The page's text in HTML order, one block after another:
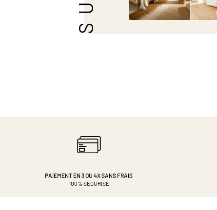
PAIEMENT EN 3 OU 4XSANS FRAIS
100% SÉCURISÉ